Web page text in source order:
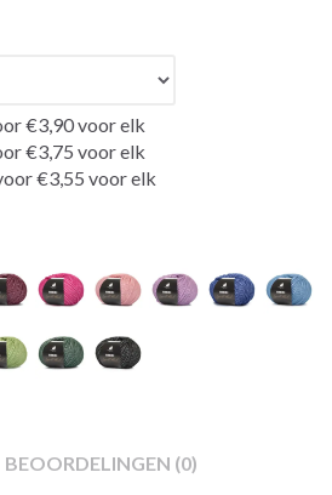
€3,90voor elk
€3,75 voor elk
€3,55 voor elk
BEOORDELINGEN (0)